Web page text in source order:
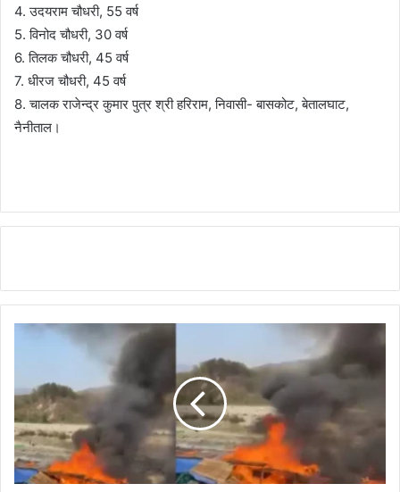
4. उदयराम चौधरी, 55 वर्ष
5. विनोद चौधरी, 30 वर्ष
6. तिलक चौधरी, 45 वर्ष
7. धीरज चौधरी, 45 वर्ष
8. चालक राजेन्द्र कुमार पुत्र श्री हरिराम, निवासी- बासकोट, बेतालघाट,
नैनीताल।